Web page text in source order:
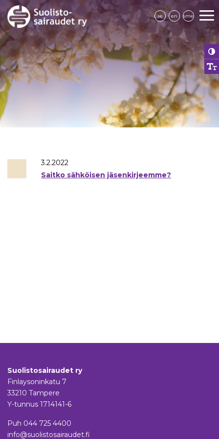
se en sme
3.2.2022
Saitko sähköisen jäsenkirjeemme?
Suolistosairaudet ry
Finlaysoninkatu 7
33210 Tampere
Y-tunnus 1714141-6
Puh 044 725 4400
info@suolistosairaudet.fi